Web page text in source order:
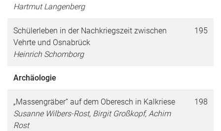
Hartmut Langenberg
Schülerleben in der Nachkriegszeit zwischen
Vehrte und Osnabrück
Heinrich Schomborg
195
Archäologie
„Massengräber“ auf dem Oberesch in Kalkriese
Susanne Wilbers-Rost, Birgit Großkopf, Achim
Rost
198